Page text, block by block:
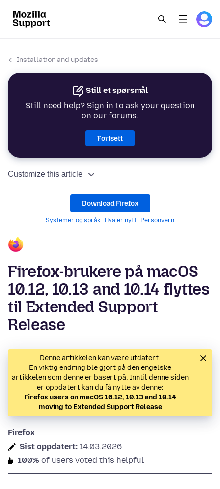
Installation and updates
Still et spørsmål
Still need help? Sign in to ask your question
on our forums.
Fortsett
Customize this article
Download Firefox
Systemer og språk Hva er nytt Personvern
Firefox-brukere på macOS
10.12, 10.13 and 10.14 flyttes
til Extended Support
Release
Denne artikkelen kan være utdatert.
En viktig endring ble gjort på den engelske
artikkelen som denne er basert på. Inntil denne siden
er oppdatert kan du få nytte av denne:
Firefox users on macOS 10.12, 10.13 and 10.14
moving to Extended Support Release
Firefox
Sist oppdatert: 14.03.2026
100% of users voted this helpful